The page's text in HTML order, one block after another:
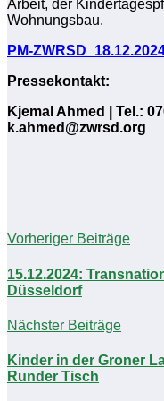
Arbeit, der
Wohnungsbau.
PM-ZWRSD_18.12.
Pressekontakt:
Kjemal Ahmed | Tel.:
k.ahmed@zwrsd.org
Vorheriger Beiträge
15.12.2024:
Düsseldorf
Nächster Beiträge
Kinder in der Groner
Runder Tisch